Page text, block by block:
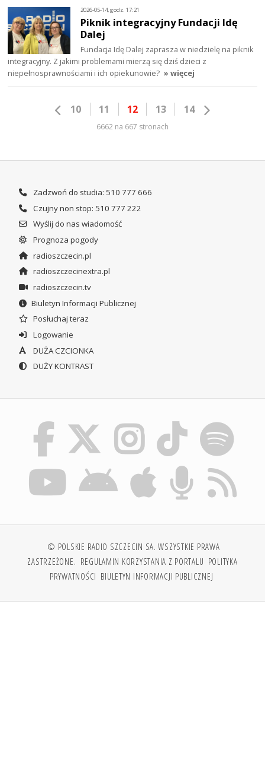
2026-05-14, godz. 17:21
Piknik integracyjny Fundacji Idę
Dalej
Fundacja Idę Dalej zaprasza w niedzielę na piknik
integracyjny. Z jakimi problemami mierzą się dziś dzieci z
niepełnosprawnościami i ich opiekunowie? » więcej
10 11 12 13 14
6662 na 667 stronach
Zadzwoń do studia: 510 777 666
Czujny non stop: 510 777 222
Wyślij do nas wiadomość
Prognoza pogody
radioszczecin.pl
radioszczecinextra.pl
radioszczecin.tv
Biuletyn Informacji Publicznej
Posłuchaj teraz
Logowanie
DUŻA CZCIONKA
DUŻY KONTRAST
© POLSKIE RADIO SZCZECIN SA. WSZYSTKIE PRAWA
ZASTRZEŻONE. REGULAMIN KORZYSTANIA Z PORTALU POLITYKA
PRYWATNOŚCI BIULETYN INFORMACJI PUBLICZNEJ